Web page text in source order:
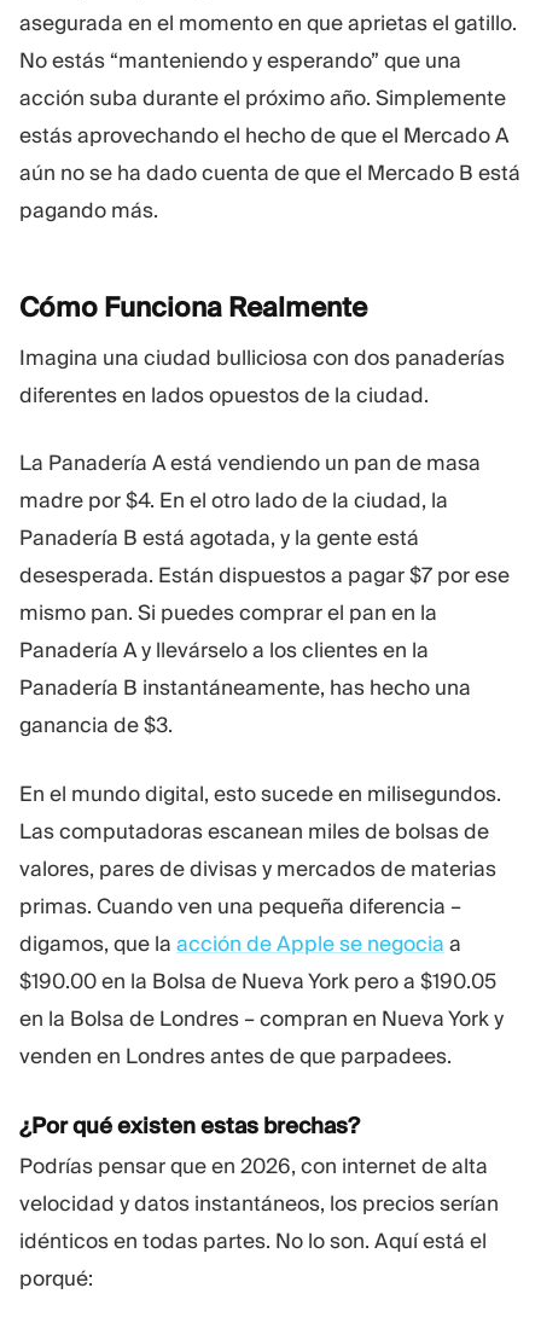
asegurada en el momento en que aprietas el gatillo.
No estás “manteniendo y esperando” que una
acción suba durante el próximo año. Simplemente
estás aprovechando el hecho de que el Mercado A
aún no se ha dado cuenta de que el Mercado B está
pagando más.
Cómo Funciona Realmente
Imagina una ciudad bulliciosa con dos panaderías
diferentes en lados opuestos de la ciudad.
La Panadería A está vendiendo un pan de masa
madre por $4. En el otro lado de la ciudad, la
Panadería B está agotada, y la gente está
desesperada. Están dispuestos a pagar $7 por ese
mismo pan. Si puedes comprar el pan en la
Panadería A y llevárselo a los clientes en la
Panadería B instantáneamente, has hecho una
ganancia de $3.
En el mundo digital, esto sucede en milisegundos.
Las computadoras escanean miles de bolsas de
valores, pares de divisas y mercados de materias
primas. Cuando ven una pequeña diferencia –
digamos, que la acción de Apple se negocia a
$190.00 en la Bolsa de Nueva York pero a $190.05
en la Bolsa de Londres – compran en Nueva York y
venden en Londres antes de que parpadees.
¿Por qué existen estas brechas?
Podrías pensar que en 2026, con internet de alta
velocidad y datos instantáneos, los precios serían
idénticos en todas partes. No lo son. Aquí está el
porqué: